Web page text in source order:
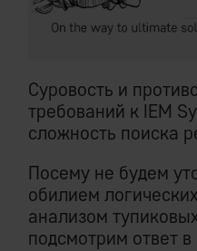
Суровость и
требований к IEM
сложность поиска
Посему не будем
обилием
анализом
подсмотрим ответ